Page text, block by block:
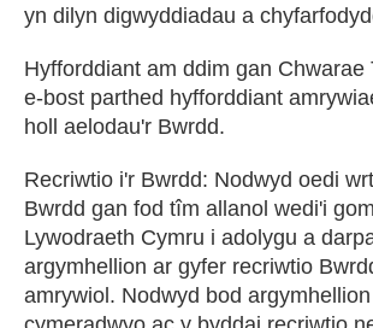
yn dilyn digwyddiadau a
Hyfforddiant am ddim gan Chwarae
e-bost parthed hyfforddiant
holl aelodau'r Bwrdd.
Recriwtio i'r Bwrdd: Nodwyd oedi
Bwrdd gan fod tîm allanol wedi'i
Lywodraeth Cymru i adolygu a
argymhellion ar gyfer recriwtio
amrywiol. Nodwyd bod